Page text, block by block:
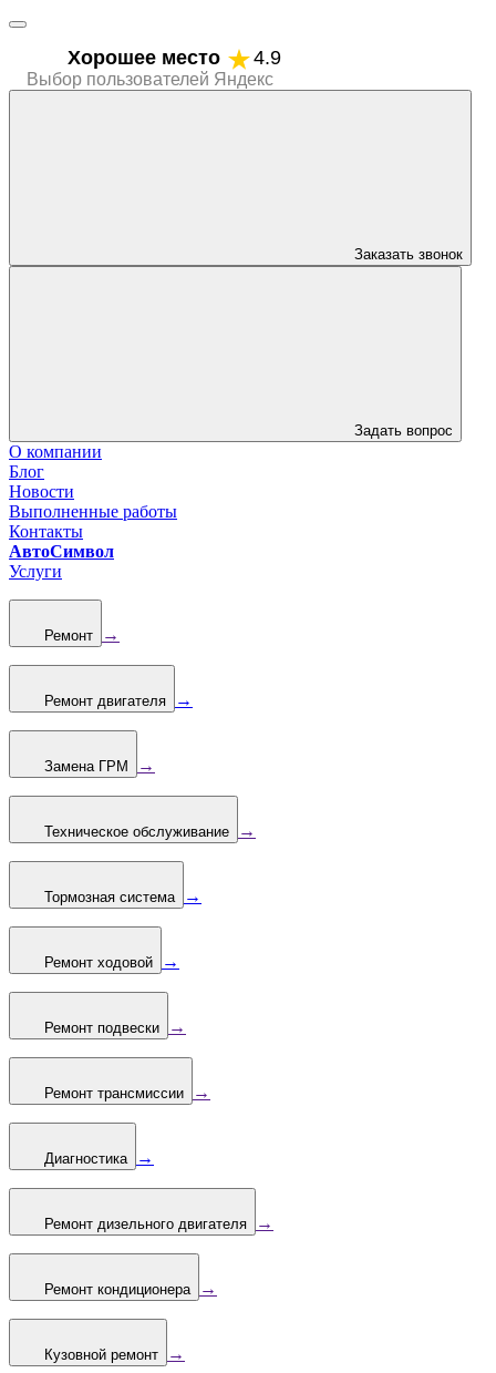
Хорошее место 4.9
Выбор пользователей Яндекс
Заказать звонок
Задать вопрос
О компании
Блог
Новости
Выполненные работы
Контакты
АвтоСимвол
Услуги
Ремонт →
Ремонт двигателя →
Замена ГРМ →
Техническое обслуживание →
Тормозная система →
Ремонт ходовой →
Ремонт подвески →
Ремонт трансмиссии →
Диагностика →
Ремонт дизельного двигателя →
Ремонт кондиционера →
Кузовной ремонт →